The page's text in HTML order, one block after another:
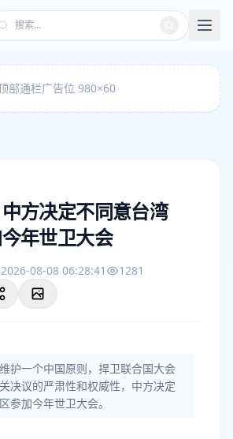
部通栏广告位 980×60
方决定不同意台湾
年世卫大会
2026-08-08 06:28:41
1281
维护一个中国原则，捍卫联合国大会
决议的严肃性和权威性，中方决定
参加今年世卫大会。